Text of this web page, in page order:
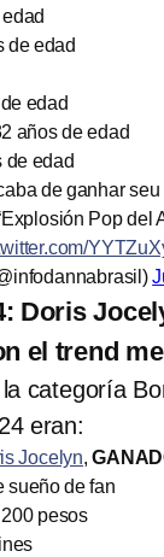
de edad
edad
años de edad
de edad
de ganhar
Pop del
Doris
el trend
categoría
eran:
Jocelyn,
sueño de fan
pesos